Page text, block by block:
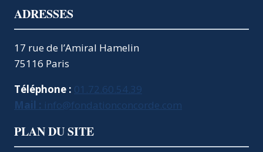
ADRESSES
17 rue de l’Amiral Hamelin
75116 Paris
Téléphone : 01.72.60.54.39
Mail : info@fondationconcorde.com
PLAN DU SITE